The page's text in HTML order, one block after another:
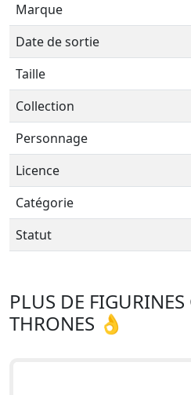
Marque
Date de sortie
Taille
Collection
Personnage
Licence
Catégorie
Statut
PLUS DE
THRONES 👌